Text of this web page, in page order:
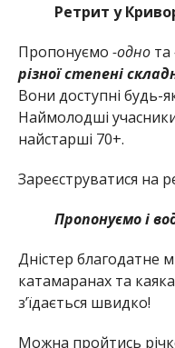
Ретрит у
Пропонуємо -однота
різної степені
Вони доступні будь-
Наймолодші
найстарші 70+.
Зареєструватися на
Пропонуємо і
Дністер благодатне
катамаранах та
з’їдається швидко!
Можна пройтись